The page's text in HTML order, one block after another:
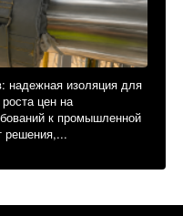
надежная изоляция для
цен на
к промышленной
решения,...